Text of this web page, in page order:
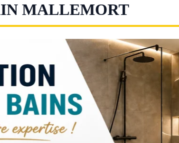
MALLEMORT